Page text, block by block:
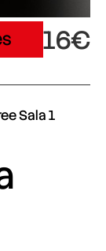
16€
Sala 1